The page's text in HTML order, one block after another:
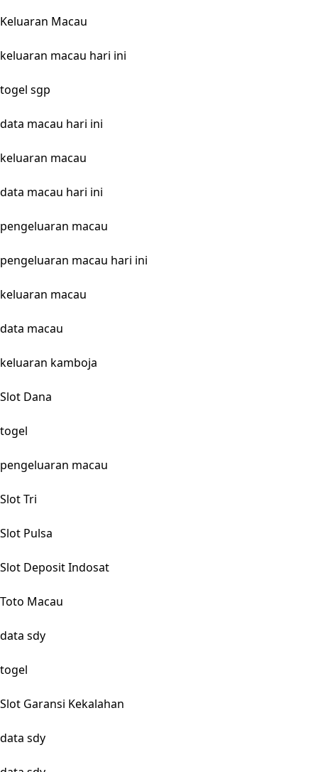
Keluaran Macau
keluaran macau hari ini
togel sgp
data macau hari ini
keluaran macau
data macau hari ini
pengeluaran macau
pengeluaran macau hari ini
keluaran macau
data macau
keluaran kamboja
Slot Dana
togel
pengeluaran macau
Slot Tri
Slot Pulsa
Slot Deposit Indosat
Toto Macau
data sdy
togel
Slot Garansi Kekalahan
data sdy